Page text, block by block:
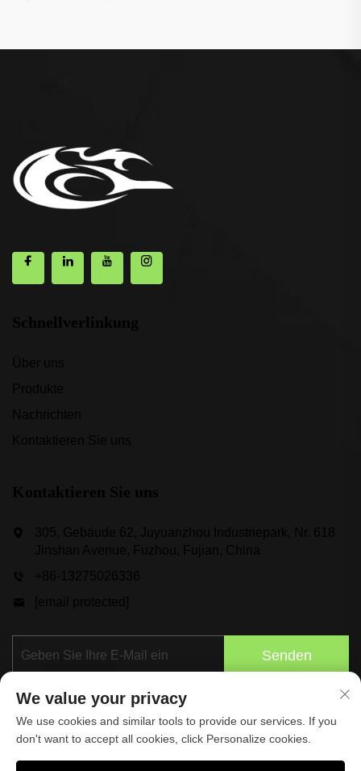
Senden
We value your privacy
We use cookies and similar tools to provide our services. If you
don't want to accept all cookies, click Personalize cookies.